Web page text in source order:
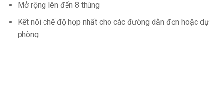
Mở rộng lên đến 8 thùng
Kết nối chế độ hợp nhất cho các đường dẫn đơn hoặc dự
phòng